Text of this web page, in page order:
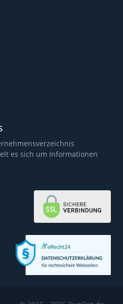
es sich um Informationen